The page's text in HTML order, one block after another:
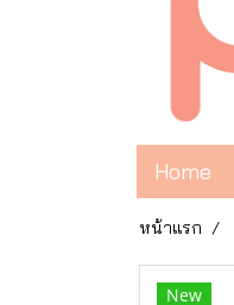
Home
หน้าแรก
New